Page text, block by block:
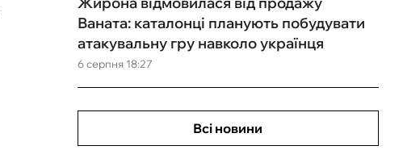
6 серпня 18:27
Ваната: каталонці планують побудувати
атакувальну гру навколо українця
Всі новини